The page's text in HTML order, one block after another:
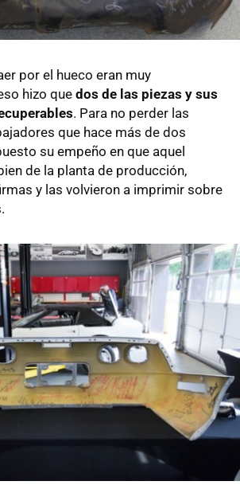
por el hueco eran muy
hizo que dos de las piezas y sus
. Para no perder las
que hace más de dos
su empeño en que aquel
de la planta de producción,
y las volvieron a imprimir sobre